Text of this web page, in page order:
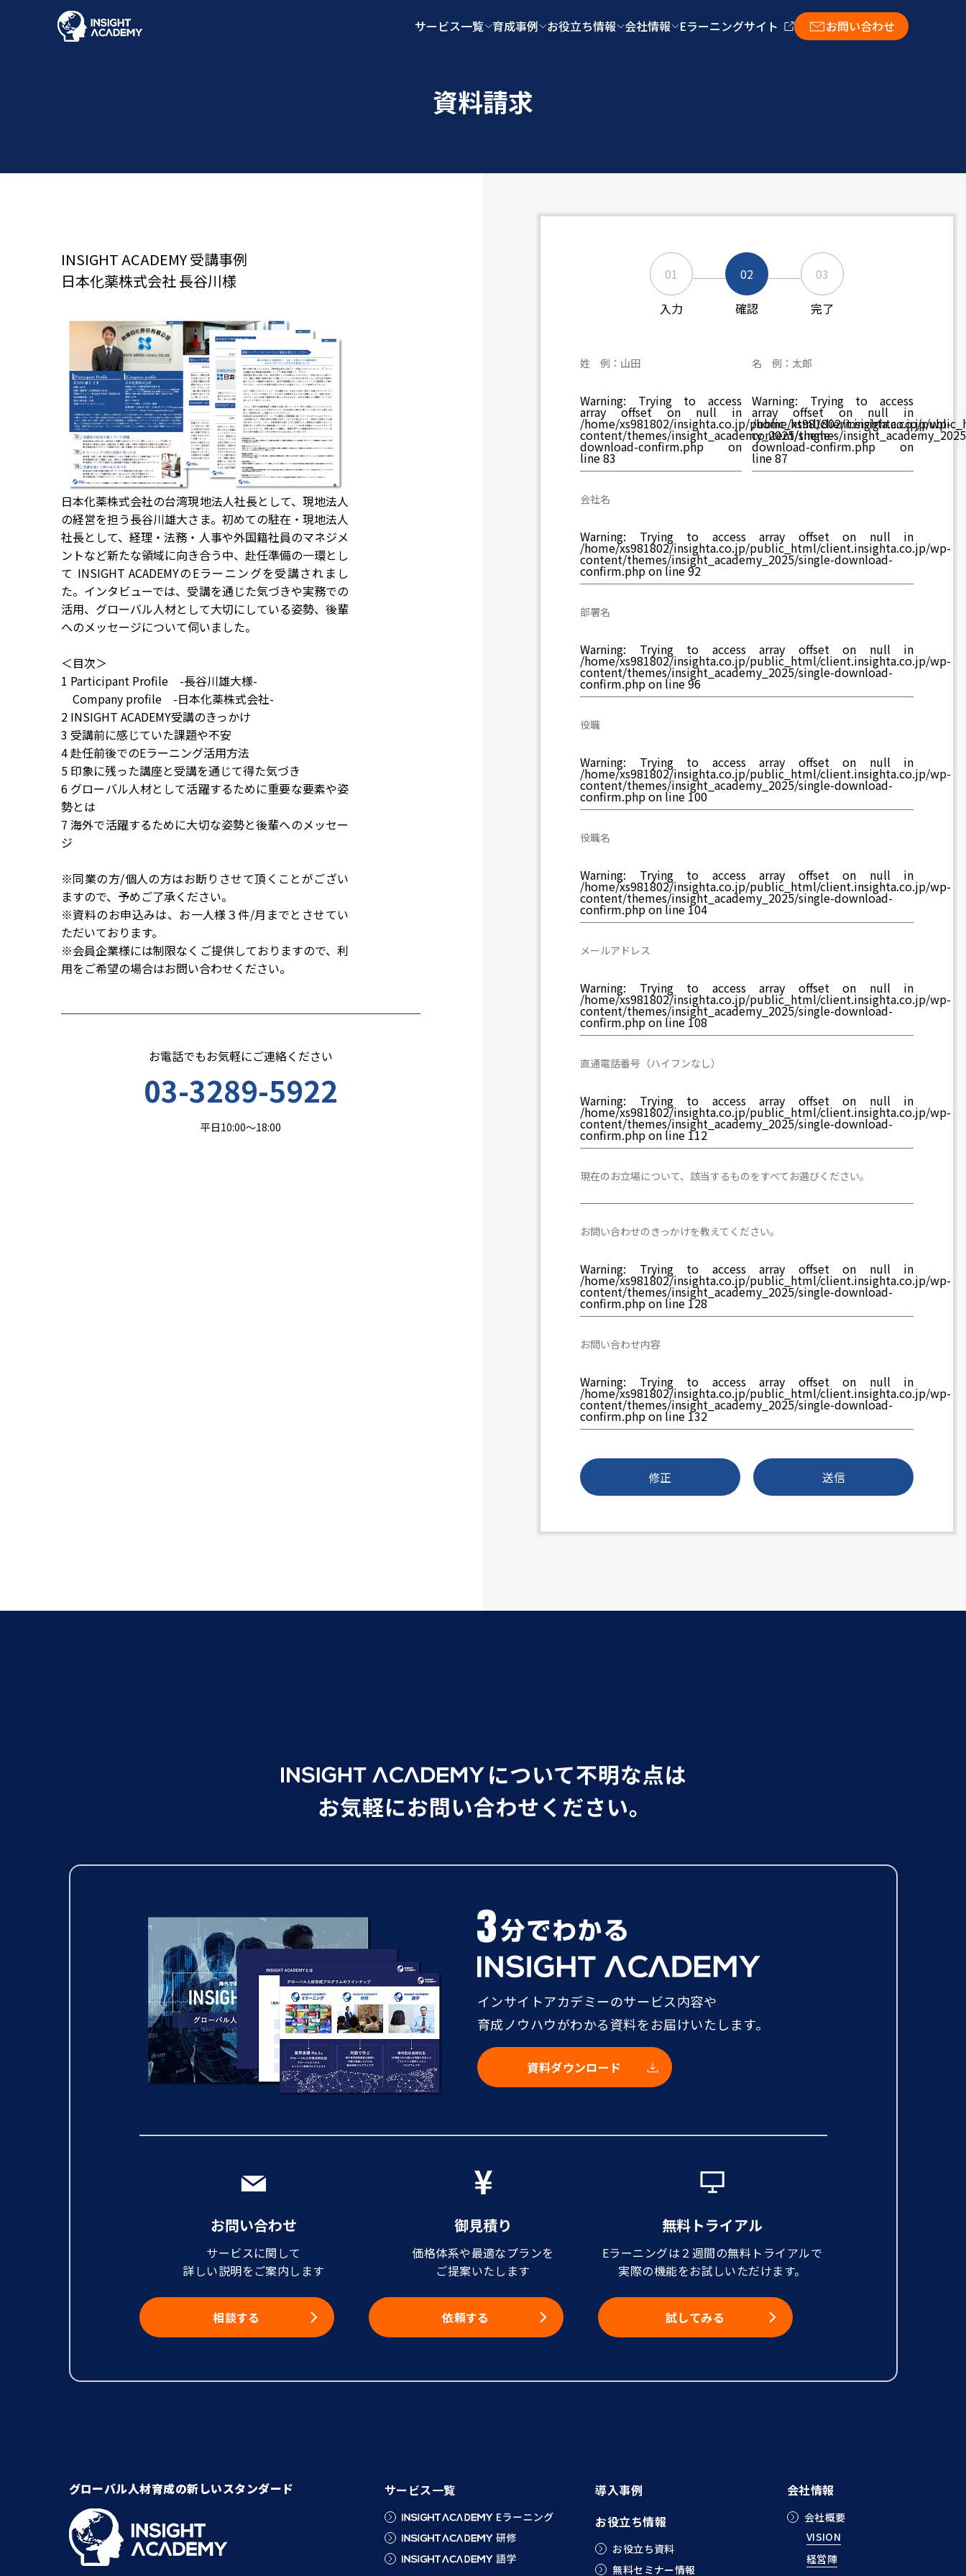
: Undefined array key "FMD" in /home/xs981802/insighta.co.jp/public_html/client.insighta.co.jp/wp-content/themes/insight_academy_2025/single-download-confirm.php
サービス一覧 育成事例 お役立ち情報 会社情報 Eラーニングサイト お問い合わせ
資料請求
INSIGHT ACADEMY 受講事例
日本化薬株式会社 長谷川様
日本化薬株式会社の台湾現地法人社長として、現地法人
の経営を担う長谷川雄大さま。初めての駐在・現地法人
社長として、経理・法務・人事や外国籍社員のマネジメ
ントなど新たな領域に向き合う中、赴任準備の一環とし
て INSIGHT ACADEMYのEラーニングを受講されまし
た。インタビューでは、受講を通じた気づきや実務での
活用、グローバル人材として大切にしている姿勢、後輩
へのメッセージについて伺いました。
＜目次＞
1 Participant Profile -長谷川雄大様-
Company profile -日本化薬株式会社-
2 INSIGHT ACADEMY受講のきっかけ
3 受講前に感じていた課題や不安
4 赴任前後でのEラーニング活用方法
5 印象に残った講座と受講を通じて得た気づき
6 グローバル人材として活躍するために重要な要素や姿
勢とは
7 海外で活躍するために大切な姿勢と後輩へのメッセー
ジ
※同業の方/個人の方はお断りさせて頂くことがござい
ますので、予めご了承ください。
※資料のお申込みは、お一人様３件/月までとさせてい
ただいております。
※会員企業様には制限なくご提供しておりますので、利
用をご希望の場合はお問い合わせください。
お電話でもお気軽にご連絡ください
03-3289-5922
平日10:00～18:00
01
入力
02
確認
03
完了
姓 例：山田
Warning: Trying to access
array offset on null in
/home/xs981802/insighta.co.jp/public_html/client.insighta.co.jp/wp-
content/themes/insight_academy_2025/single-
download-confirm.php on
line83
名 例：太郎
Warning: Trying to access
array offset on null in
/home/xs981802/insighta.co.jp/
content/themes/
download-confirm.phpon
line87
会社名
Warning: Trying to access array offset on null in
/home/xs981802/insighta.co.jp/public_html/client.insighta.co.jp/wp-
content/themes/insight_academy_2025/single-download-
confirm.phpon line92
部署名
Warning: Trying to access array offset on null in
/home/xs981802/insighta.co.jp/public_html/client.insighta.co.jp/wp-
content/themes/insight_academy_2025/single-download-
confirm.phpon line96
役職
Warning: Trying to access array offset on null in
/home/xs981802/insighta.co.jp/public_html/client.insighta.co.jp/wp-
content/themes/insight_academy_2025/single-download-
confirm.phpon line 100
役職名
Warning: Trying to access array offset on null in
/home/xs981802/insighta.co.jp/public_html/client.insighta.co.jp/wp-
content/themes/insight_academy_2025/single-download-
confirm.phpon line 104
メールアドレス
Warning: Trying to access array offset on null in
/home/xs981802/insighta.co.jp/public_html/client.insighta.co.jp/wp-
content/themes/insight_academy_2025/single-download-
confirm.phpon line 108
直通電話番号（ハイフンなし）
Warning: Trying to access array offset on null in
/home/xs981802/insighta.co.jp/public_html/client.insighta.co.jp/wp-
content/themes/insight_academy_2025/single-download-
confirm.phpon line 112
現在のお立場について、該当するものをすべてお選びください。
お問い合わせのきっかけを教えてください。
Warning: Trying to access array offset on null in
/home/xs981802/insighta.co.jp/public_html/client.insighta.co.jp/wp-
content/themes/insight_academy_2025/single-download-
confirm.phpon line 128
お問い合わせ内容
Warning: Trying to access array offset on null in
/home/xs981802/insighta.co.jp/public_html/client.insighta.co.jp/wp-
content/themes/insight_academy_2025/single-download-
confirm.phpon line 132
インサイトアカデミーのサービス内容や
育成ノウハウがわかる資料をお届けいたします。
資料ダウンロード
お問い合わせ
サービスに関して
詳しい説明をご案内します
相談する
御見積り
価格体系や最適なプランを
ご提案いたします
依頼する
無料トライアル
Eラーニングは２週間の無料トライアルで
実際の機能をお試しいただけます。
試してみる
グローバル人材育成の新しいスタンダード サービス一覧
導入事例
お役立ち情報
お役立ち資料
無料セミナー情報
会社情報
会社概要
VISION
経営陣